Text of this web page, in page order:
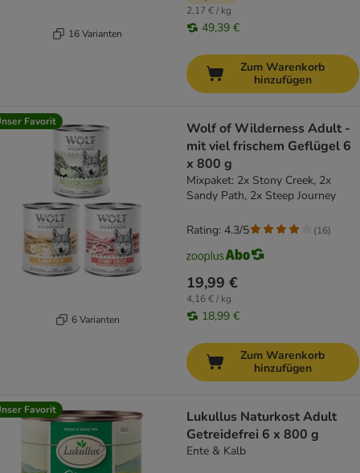
16 Varianten
2,17 € / kg
49,39 €
Zum Warenkorb
hinzufügen
Favorit
6 Varianten
Wolf of Wilderness Adult -
mit viel frischem Geflügel 6
x 800 g
Mixpaket: 2x Stony Creek, 2x
Sandy Path, 2x Steep Journey
19,99 €
4,16 € / kg
18,99 €
Rating: 4.3/5 (16)
Zum Warenkorb
hinzufügen
Favorit
Lukullus Naturkost Adult
Getreidefrei 6 x 800 g
Ente & Kalb